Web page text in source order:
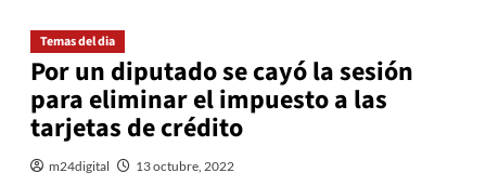
Temas del dia
Por un diputado se cayó la sesión
para eliminar el impuesto a las
tarjetas de crédito
m24digital 13 octubre, 2022